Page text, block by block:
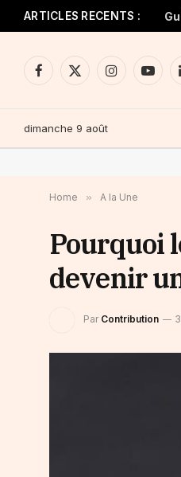
ARTICLES RECENTS :
Facebook
X
Instagram
dimanche 9 août
Home » A la Une
Pourquoi
devenir
Par Contribution